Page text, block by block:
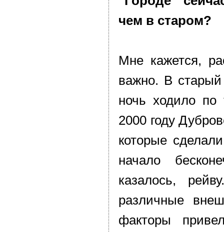
чем в старом?
Мне кажется,
важно. В
ночь ходило по
2000 году
которые
начало
казалось,
различные
факторы